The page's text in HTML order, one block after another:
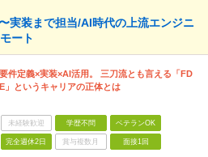
実装まで担当/AI時代の上流エンジニ
ート
要件定義×実装×AI活用。 三刀流とも言える「FD
E」というキャリアの正体とは
未経験歓迎 学歴不問 ベテランOK
完全週休2日 賞与複数月 面接1回